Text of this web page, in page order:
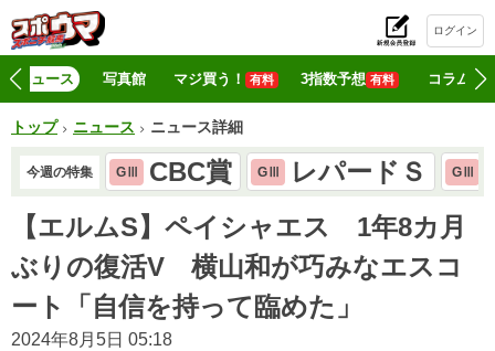
ログイン
ニュース 写真館 マジ買う！ 有料 3指数予想 有料 コラム
トップ ニュース ニュース詳細
今週の特集 GⅢ CBC賞 GⅢ レパードＳ GⅢ
【エルムS】ペイシャエス 1年8カ月
ぶりの復活V 横山和が巧みなエスコ
ート「自信を持って臨めた」
2024年8月5日 05:18